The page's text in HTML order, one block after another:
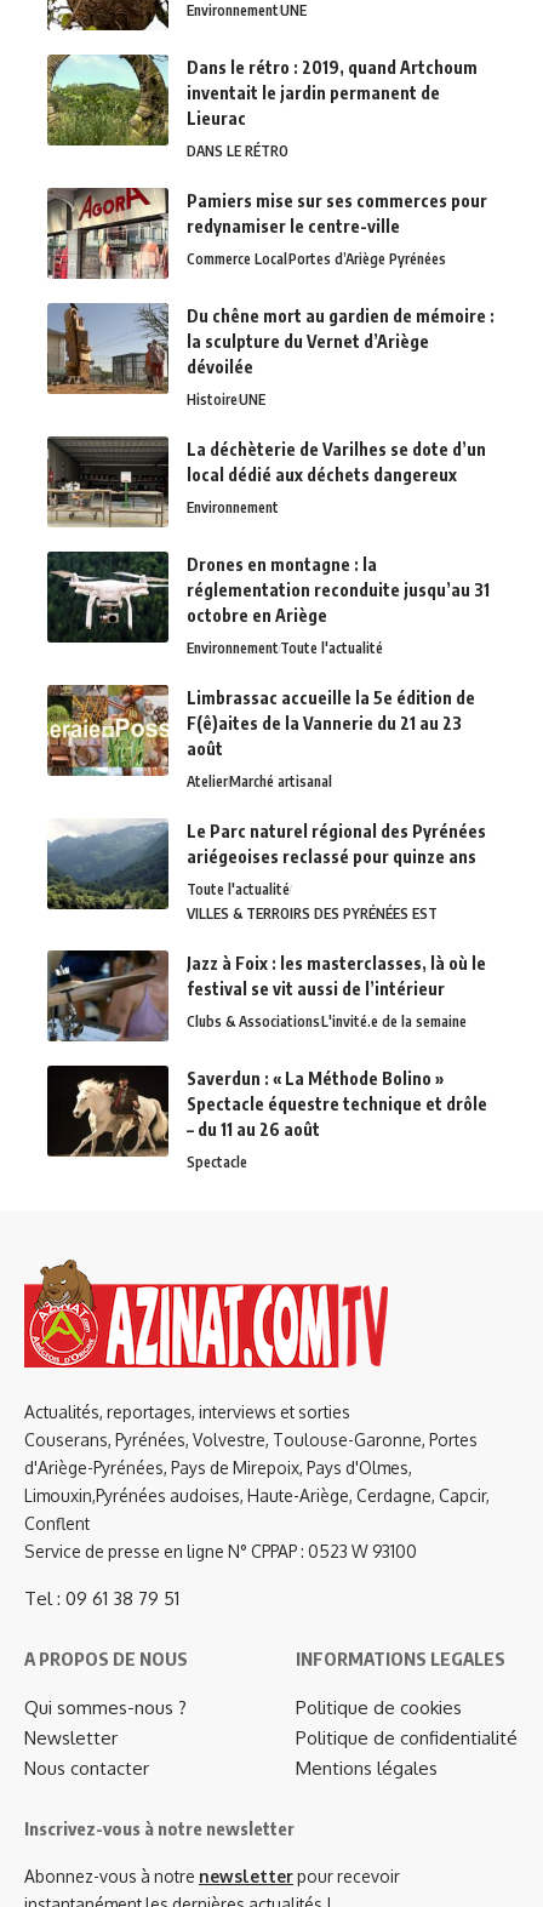
EnvironnementUNE
Dans le rétro : 2019, quand Artchoum
inventait le jardin permanent de
Lieurac
DANS LE RÉTRO
Pamiers mise sur ses commerces pour
redynamiser le centre-ville
Commerce LocalPortes d’Ariège Pyrénées
Du chêne mort au gardien de mémoire :
la sculpture du Vernet d’Ariège
dévoilée
HistoireUNE
La déchèterie de Varilhes se dote d’un
local dédié aux déchets dangereux
Environnement
Drones en montagne : la
réglementation reconduite jusqu’au 31
octobre en Ariège
EnvironnementToute l'actualité
Limbrassac accueille la 5e édition de
F(ê)aites de la Vannerie du 21 au 23
août
AtelierMarché artisanal
Le Parc naturel régional des Pyrénées
ariégeoises reclassé pour quinze ans
Toute l'actualité
VILLES & TERROIRS DES PYRÉNÉES EST
Jazz à Foix : les masterclasses, là où le
festival se vit aussi de l’intérieur
Clubs & AssociationsL'invité.e de la semaine
Saverdun : « La Méthode Bolino »
Spectacle équestre technique et drôle
– du 11 au 26 août
Spectacle
Actualités, reportages, interviews et sorties
Couserans, Pyrénées, Volvestre, Toulouse-Garonne, Portes
d'Ariège-Pyrénées, Pays de Mirepoix, Pays d'Olmes,
Limouxin,Pyrénées audoises, Haute-Ariège, Cerdagne, Capcir,
Conflent
Service de presse en ligne N° CPPAP : 0523 W 93100
Tel : 09 61 38 79 51
A PROPOS DE NOUS
Qui sommes-nous ?
Newsletter
Nous contacter
INFORMATIONS LEGALES
Politique de cookies
Politique de confidentialité
Mentions légales
Inscrivez-vous à notre newsletter
Abonnez-vous à notre newsletterpour recevoir